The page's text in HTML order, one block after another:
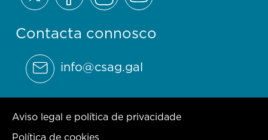
Contacta connosco
info@csag.gal
Aviso legal e política de privacidade
Política de cookies